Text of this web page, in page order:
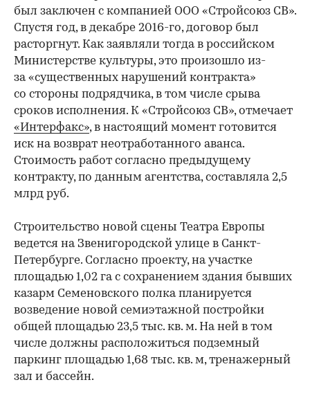
был заключен с компанией ООО «Стройсоюз СВ».
Спустя год, в декабре 2016-го, договор был
расторгнут. Как заявляли тогда в российском
Министерстве культуры, это произошло из-
за «существенных нарушений контракта»
со стороны подрядчика, в том числе срыва
сроков исполнения. К «Стройсоюз СВ», отмечает
«Интерфакс», в настоящий момент готовится
иск на возврат неотработанного аванса.
Стоимость работ согласно предыдущему
контракту, по данным агентства, составляла 2,5
млрд руб.
Строительство новой сцены Театра Европы
ведется на Звенигородской улице в Санкт-
Петербурге. Согласно проекту, на участке
площадью 1,02 га с сохранением здания бывших
казарм Семеновского полка планируется
возведение новой семиэтажной постройки
общей площадью 23,5 тыс. кв. м. На ней в том
числе должны расположиться подземный
паркинг площадью 1,68 тыс. кв. м, тренажерный
зал и бассейн.